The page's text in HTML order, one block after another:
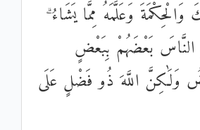
وَالْحِكْمَةَ وَعَلَّمَهُ مِمَّا يَشَاءُ
النَّاسَ بَعْضَهُمْ بِبَعْضٍ
وَلَٰكِنَّ اللَّهَ ذُو فَضْلٍ عَلَى